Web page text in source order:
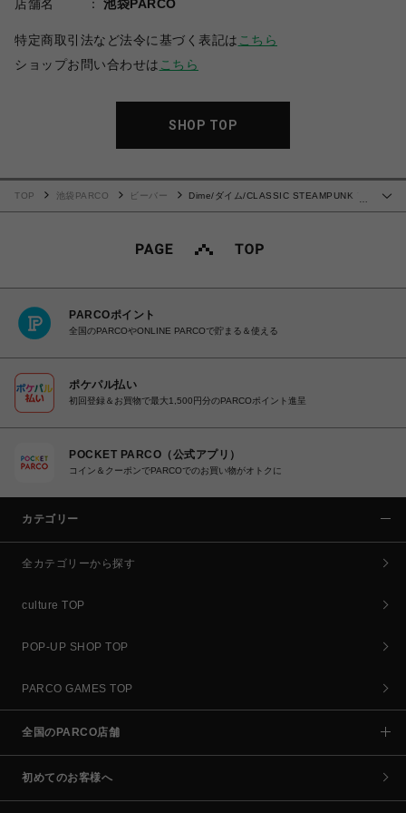
店舗名
池袋PARCO
特定商取引法など法令に基づく表記は こちら
ショップお問い合わせは こちら
SHOP TOP
TOP 池袋PARCO ビーバー
Dime/ダイム/CLASSIC STEAMPUNK T-
PARCOポイント
全国のPARCOやONLINE PARCOで貯まる＆使える
ポケパル払い
初回登録＆お買物で最大1,500円分のPARCOポイント進呈
POCKET PARCO（公式アプリ）
コイン＆クーポンでPARCOでのお買い物がオトクに
カテゴリー
全カテゴリーから探す
culture TOP
POP-UP SHOP TOP
PARCO GAMES TOP
全国のPARCO店舗
初めてのお客様へ